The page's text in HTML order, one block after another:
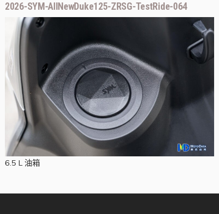
2026-SYM-AllNewDuke125-ZRSG-TestRide-064
6.5 L 油箱